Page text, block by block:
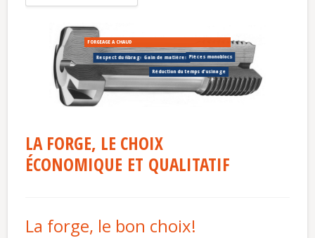
LA FORGE, LE CHOIX
ÉCONOMIQUE ET QUALITATIF
La forge, le bon choix!